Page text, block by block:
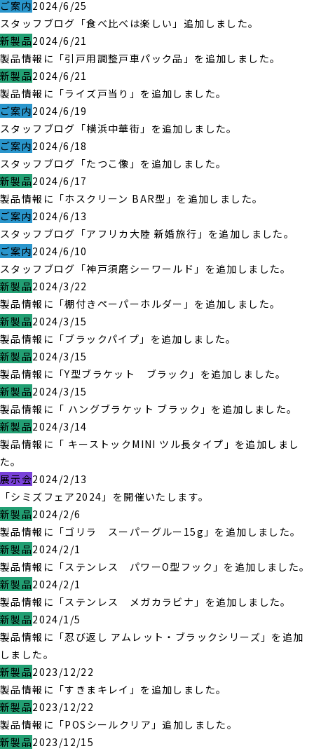
ご案内2024/6/25
スタッフブログ「食べ比べは楽しい」追加しました。
新製品2024/6/21
製品情報に「引戸用調整戸車パック品」を追加しました。
新製品2024/6/21
製品情報に「ライズ戸当り」を追加しました。
ご案内2024/6/19
スタッフブログ「横浜中華街」を追加しました。
ご案内2024/6/18
スタッフブログ「たつこ像」を追加しました。
新製品2024/6/17
製品情報に「ホスクリーン BAR型」を追加しました。
ご案内2024/6/13
スタッフブログ「アフリカ大陸 新婚旅行」を追加しました。
ご案内2024/6/10
スタッフブログ「神戸須磨シーワールド」を追加しました。
新製品2024/3/22
製品情報に「棚付きペーパーホルダー」を追加しました。
新製品2024/3/15
製品情報に「ブラックパイプ」を追加しました。
新製品2024/3/15
製品情報に「Y型ブラケット ブラック」を追加しました。
新製品2024/3/15
製品情報に「 ハングブラケット ブラック」を追加しました。
新製品2024/3/14
製品情報に「 キーストックMINI ツル長タイプ」を追加しまし
た。
展示会2024/2/13
「シミズフェア2024」を開催いたします。
新製品2024/2/6
製品情報に「ゴリラ スーパーグルー15g」を追加しました。
新製品2024/2/1
製品情報に「ステンレス パワーO型フック」を追加しました。
新製品2024/2/1
製品情報に「ステンレス メガカラビナ」を追加しました。
新製品2024/1/5
製品情報に「忍び返し アムレット・ブラックシリーズ」を追加
しました。
新製品2023/12/22
製品情報に「すきまキレイ」を追加しました。
新製品2023/12/22
製品情報に「POSシールクリア」追加しました。
新製品2023/12/15